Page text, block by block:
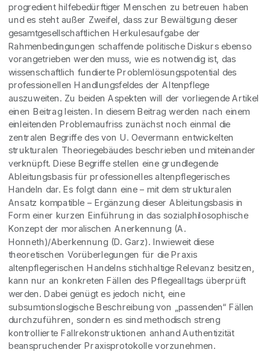
progredient hilfebedürftiger Menschen zu betreuen haben
und es steht außer Zweifel, dass zur Bewältigung dieser
gesamtgesellschaftlichen Herkulesaufgabe der
Rahmenbedingungen schaffende politische Diskurs ebenso
vorangetrieben werden muss, wie es notwendig ist, das
wissenschaftlich fundierte Problemlösungspotential des
professionellen Handlungsfeldes der Altenpflege
auszuweiten. Zu beiden Aspekten will der vorliegende Artikel
einen Beitrag leisten. In diesem Beitrag werden nach einem
einleitenden Problemaufriss zunächst noch einmal die
zentralen Begriffe des von U. Oevermann entwickelten
strukturalen Theoriegebäudes beschrieben und miteinander
verknüpft. Diese Begriffe stellen eine grundlegende
Ableitungsbasis für professionelles altenpflegerisches
Handeln dar. Es folgt dann eine – mit dem strukturalen
Ansatz kompatible – Ergänzung dieser Ableitungsbasis in
Form einer kurzen Einführung in das sozialphilosophische
Konzept der moralischen Anerkennung (A.
Honneth)/Aberkennung (D. Garz). Inwieweit diese
theoretischen Vorüberlegungen für die Praxis
altenpflegerischen Handelns stichhaltige Relevanz besitzen,
kann nur an konkreten Fällen des Pflegealltags überprüft
werden. Dabei genügt es jedoch nicht, eine
subsumtionslogische Beschreibung von „passenden“ Fällen
durchzuführen, sondern es sind methodisch streng
kontrollierte Fallrekonstruktionen anhand Authentizität
beanspruchender Praxisprotokolle vorzunehmen.